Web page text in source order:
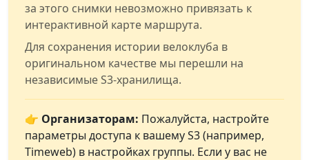
за этого снимки невозможно привязать к
интерактивной карте маршрута.
Для сохранения истории велоклуба в
оригинальном качестве мы перешли на
независимые S3-хранилища.
👉 Организаторам: Пожалуйста, настройте
параметры доступа к вашему S3 (например,
Timeweb) в настройках группы. Если у вас не